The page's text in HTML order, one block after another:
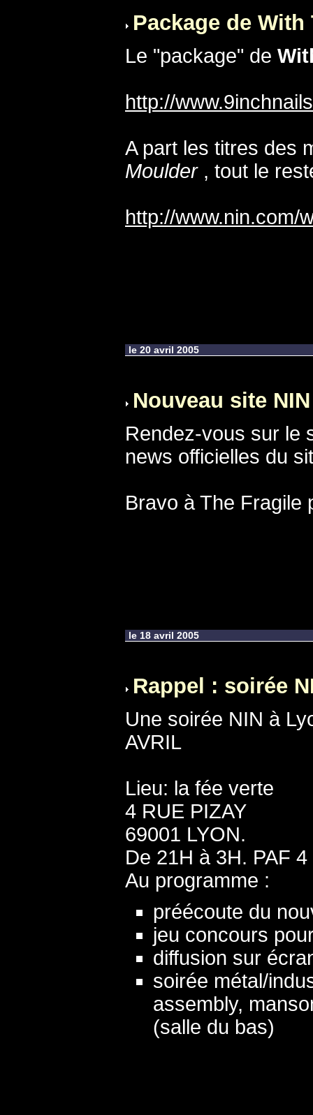
Package de With
Le "package" de
http://
A part les titres des
Moulder, tout le
http://www.nin.com/
le 20 avril 2005
Nouveau site NIN
Rendez-vous sur le
news officielles du
Bravo à The Fragile
le 18 avril 2005
Rappel : soirée
Une soirée NIN à
AVRIL
Lieu: la fée verte
4 RUE PIZAY
69001 LYON.
De 21H à 3H. PAF
Au programme :
préécoute du
jeu concours
diffusion sur
soirée métal/
assembly,
(salle du bas)